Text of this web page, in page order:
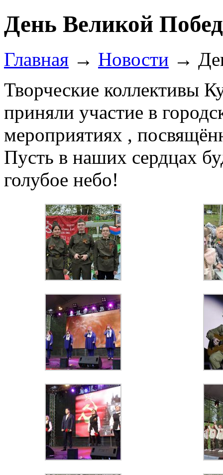
День Великой
Главная → Новости →
Творческие коллективы
приняли участие в
мероприятиях ,
Пусть в наших сердцах
голубое небо!